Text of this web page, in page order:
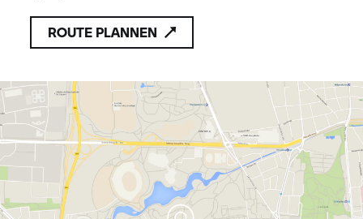
ROUTE PLANNEN